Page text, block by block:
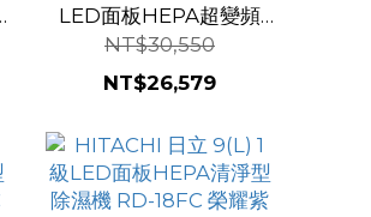
LED面板HEPA超變頻
APP清淨型除濕機 RD-
520VC 極光鈦
NT$30,550
NT$26,579